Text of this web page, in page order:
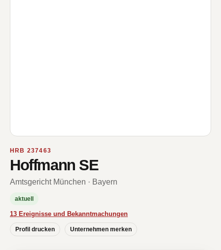
HRB 237463
Hoffmann SE
Amtsgericht München · Bayern
aktuell
13 Ereignisse und Bekanntmachungen
Profil drucken Unternehmen merken